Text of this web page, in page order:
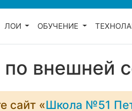
ЛОИ ОБУЧЕНИЕ
внешней
сайт «Школа №51